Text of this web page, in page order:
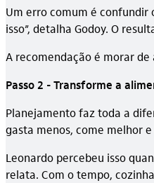
Um erro comum é confundir
isso”, detalha Godoy. O
A recomendação é morar
Passo 2 - Transforme a
Planejamento faz toda a
gasta menos, come melhor
Leonardo percebeu isso
relata. Com o tempo,